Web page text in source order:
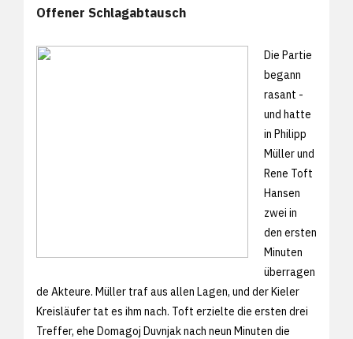
Offener Schlagabtausch
Die Partie
begann
rasant -
und hatte
in Philipp
Müller und
Rene Toft
Hansen
zwei in
den ersten
Minuten
überragen
de Akteure. Müller traf aus allen Lagen, und der Kieler
Kreisläufer tat es ihm nach. Toft erzielte die ersten drei
Treffer, ehe Domagoj Duvnjak nach neun Minuten die